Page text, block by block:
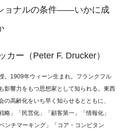
ョナルの条件――いかに成
ー（Peter F. Drucker）
。1909年ウィーン生まれ。フランクフル
影響力をもつ思想家として知られる。東西
高齢化をいち早く知らせるとともに、
略」「民営化」「顧客第一」「情報化」
ンチマーキング」「コア・コンピタン